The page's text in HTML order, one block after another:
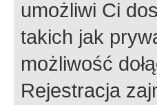
umożliwi Ci
takich jak
możliwość
Rejestracja